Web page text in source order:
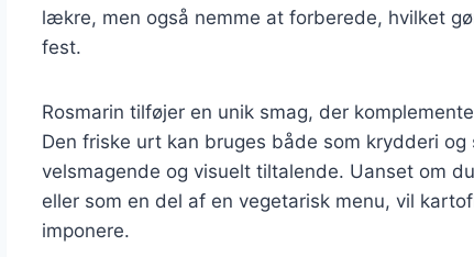
lækre, men også nemme at forberede, hvilket
fest.
Rosmarin tilføjer en unik smag, der
Den friske urt kan bruges både som krydderi
velsmagende og visuelt tiltalende. Uanset om
eller som en del af en vegetarisk menu, vil
imponere.